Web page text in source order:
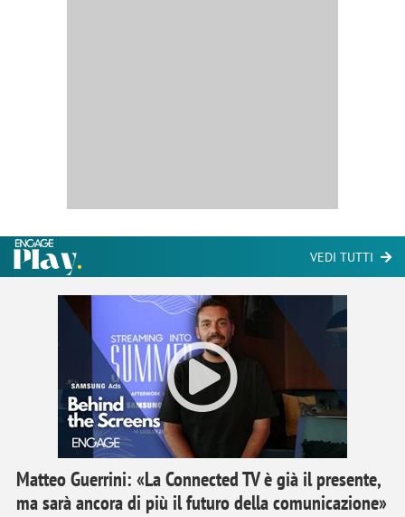
VEDI TUTTI
Matteo Guerrini: «La Connected TV è già il presente,
ma sarà ancora di più il futuro della comunicazione»